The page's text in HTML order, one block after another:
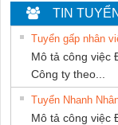
TIN TUYỂN
Tuyển gấp nhân
Mô tả công việc
Công ty theo...
Tuyển Nhanh
Mô tả công việc